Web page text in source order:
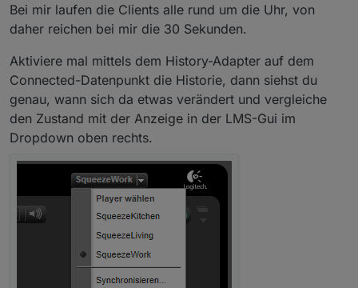
Bei mir laufen die Clients alle rund um die Uhr, von
daher reichen bei mir die 30 Sekunden.
Aktiviere mal mittels dem History-Adapter auf dem
Connected-Datenpunkt die Historie, dann siehst du
genau, wann sich da etwas verändert und vergleiche
den Zustand mit der Anzeige in der LMS-Gui im
Dropdown oben rechts.